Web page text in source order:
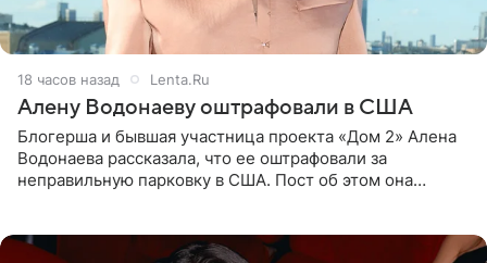
18 часов назад Lenta.Ru
Алену Водонаеву оштрафовали в США
Блогерша и бывшая участница проекта «Дом 2» Алена
Водонаева рассказала, что ее оштрафовали за
неправильную парковку в США. Пост об этом она